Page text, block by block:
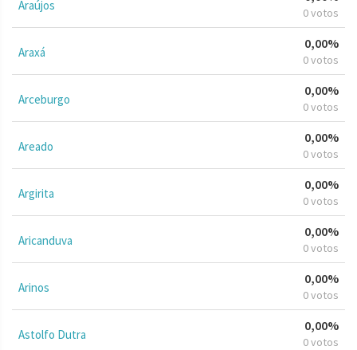
Araújos 0 votos
Araxá
0,00%
0 votos
Arceburgo
0,00%
0 votos
Areado
0,00%
0 votos
Argirita
0,00%
0 votos
Aricanduva
0,00%
0 votos
Arinos
0,00%
0 votos
Astolfo Dutra
0,00%
0 votos